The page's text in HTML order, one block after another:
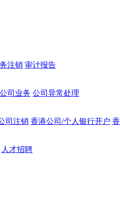
注销 审计报告
司业务 公司异常处理
司注销 香港公司/个人银行开户
人才招聘